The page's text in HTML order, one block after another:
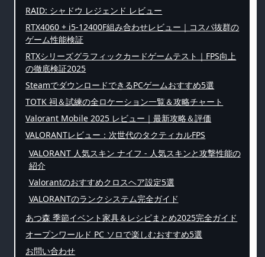
RAID: シャドウ レジェンド レビュー
RTX4060 + i5-12400F組み合わせレビュー｜コスパ抜群の
ゲーム性能検証
RTXシリーズグラフィックカードゲームテスト｜FPS向上
の徹底検証2025
SteamでダウンロードできるPCゲームおすすめ5選
TOTK 祠＆試練の全ロケーション一覧＆攻略チャート
Valorant Mobile 2025 レビュー｜最新攻略＆評価
VALORANTレビュー：次世代のタクティカルFPS
VALORANT 人気スキン ナイフ - 人気スキンと攻撃性能の
紹介
Valorantのおすすめクロスヘア設定5選
VALORANTのランクシステム完全ガイド
あつ森 季節イベント家具＆レシピまとめ2025完全ガイド
オープンワールド PC ソロで楽しむおすすめ5選
お問い合わせ